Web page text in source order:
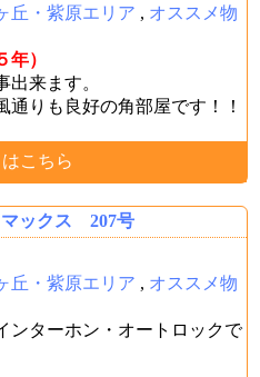
丘・紫原エリア , オススメ物
）
来ます。
通りも良好の角部屋です！！
こちら
マックス 207号
丘・紫原エリア , オススメ物
ンターホン・オートロックで